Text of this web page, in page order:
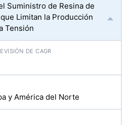
Suministro de Resina de
Limitan la Producción
Tensión
y América del Norte